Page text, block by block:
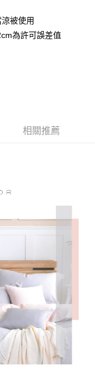
至「AFTEE先享後付」
帳。
效，需透過AFTEE先享
享後付」服務完成之交
之同意方可使用
，本公司不負相關責
用戶狀況，依本公司即
，本公司將視審查結果
若發現惡意使用之情形，
並採取法律行動。
被使用
為許可誤差值
相關推薦